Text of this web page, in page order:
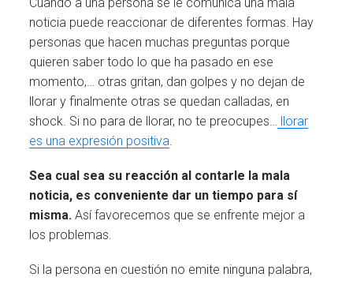
noticia puede reaccionar de diferentes formas. Hay
personas que hacen muchas preguntas porque
quieren saber todo lo que ha pasado en ese
momento,… otras gritan, dan golpes y no dejan de
llorar y finalmente otras se quedan calladas, en
shock. Si no para de llorar, no te preocupes…
llorar
es una expresión positiva
Sea cual sea su reacción al contarle la mala
noticia, es conveniente dar un tiempo para sí
misma. Así favorecemos que se enfrente mejor a
los problemas.
Si la persona en cuestión no emite ninguna palabra,